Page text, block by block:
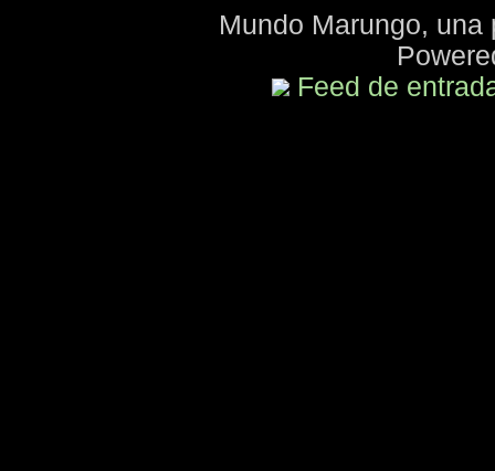
Mundo Marungo,
Feed de